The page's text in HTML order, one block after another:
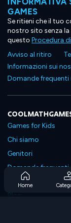
Home
GAMES
Se ritieni che il tuo
nostro sito senza
questo Procedura
Avviso al ritiro
Informazioni sui
Domande
Games for Kids
Chi siamo
Genitori
Domande
Supporto in
Blog